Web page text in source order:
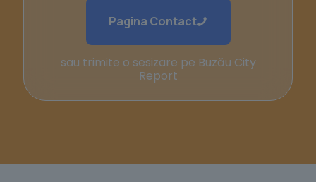
Pagina Contact
sau trimite o sesizare pe Buzău City
Report